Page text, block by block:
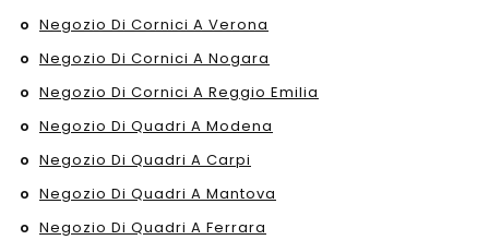
Negozio Di Cornici A Verona
Negozio Di Cornici A Nogara
Negozio Di Cornici A Reggio Emilia
Negozio Di Quadri A Modena
Negozio Di Quadri A Carpi
Negozio Di Quadri A Mantova
Negozio Di Quadri A Ferrara